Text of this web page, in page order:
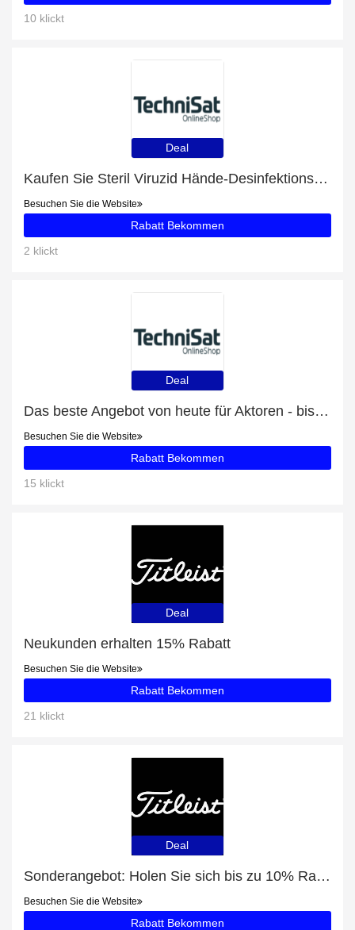
10 klickt
Deal
Kaufen Sie Steril Viruzid Hände-Desinfektionsmittel Spray und erhalten Sie 7% Rabatt
Besuchen Sie die Website
Rabatt Bekommen
2 klickt
Deal
Das beste Angebot von heute für Aktoren - bis zu 24% Rabatt
Besuchen Sie die Website
Rabatt Bekommen
15 klickt
Deal
Neukunden erhalten 15% Rabatt
Besuchen Sie die Website
Rabatt Bekommen
21 klickt
Deal
Sonderangebot: Holen Sie sich bis zu 10% Rabatt auf TSR3
Besuchen Sie die Website
Rabatt Bekommen